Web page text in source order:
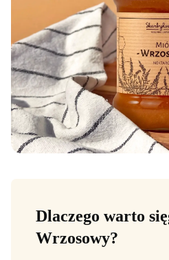
Dlaczego warto
Wrzosowy?